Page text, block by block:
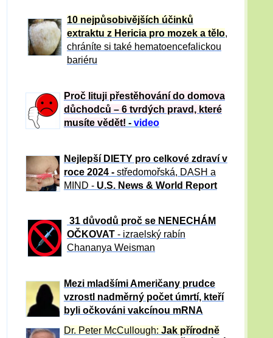
10 nejpůsobivějších účinků
extraktu z Hericia pro mozek a tělo,
chráníte si také hematoencefalickou
bariéru
Proč lituji přestěhování do domova
důchodců – 6 tvrdých pravd, které
musíte vědět! - video
Nejlepší DIETY pro celkové zdraví v
roce 2024 - středomořská, DASH a
MIND - U.S. News & World Report
31 důvod ů proč se NENECHÁM
OČKOVAT - izraelský rabín
Chananya Weisman
Mezi mladšími Američany prudce
vzrostl nadměrný počet úmrtí, kteří
byli očkováni vakcínou mRNA
Dr. Peter McCullough: Jak přírodně